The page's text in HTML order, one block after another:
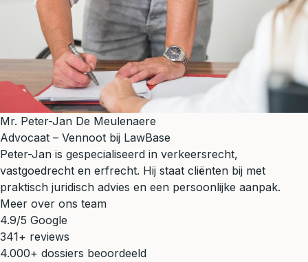
Mr. Peter-Jan De Meulenaere
Advocaat – Vennoot bij LawBase
Peter-Jan is gespecialiseerd in verkeersrecht,
vastgoedrecht en erfrecht. Hij staat cliënten bij met
praktisch juridisch advies en een persoonlijke aanpak.
Meer over ons team
4.9/5 Google
341+ reviews
4.000+ dossiers beoordeeld